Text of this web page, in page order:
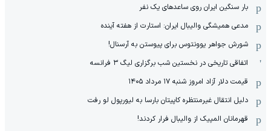
بار سنگین ایران روی ساعدهای یک نفر
مدعی همیشگی والیبال ایران: استارت از هفته آینده
شورش جواهر یوونتوس برای پیوستن به آرسنال!
اتفاقی تاریخی در نخستین شب برگزاری لیگ ۳ فرانسه
قیمت دلار آزاد امروز شنبه ۱۷ مرداد ۱۴۰۵
دلیل انتقال غیرمنتظره کاپیتان بارسا به لیورپول لو رفت
قهرمانان المپیک از والیبال فرار کردند!